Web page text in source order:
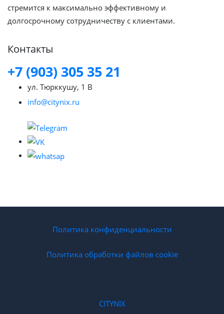
стремится к максимально эффективному и
долгосрочному сотрудничеству с клиентами.
Контакты
+7 (903) 305 35 21
ул. Тюрккушу, 1 B
info@citynix.ru
Политика конфиденциальности
Политика обработки файлов cookie
CITYNIX